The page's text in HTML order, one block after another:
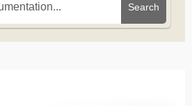
Search